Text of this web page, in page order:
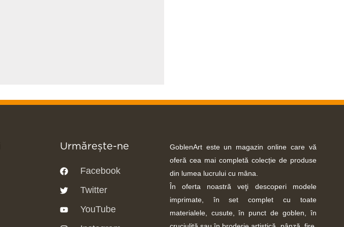
Urmărește-ne
Facebook
Twitter
YouTube
GoblenArt este un magazin online care vă
oferă cea mai completă colecție de produse
din lumea lucrului cu mâna.
În oferta noastră veţi descoperi modele
imprimate, în set complet cu toate
materialele, cusute, în punct de goblen, în